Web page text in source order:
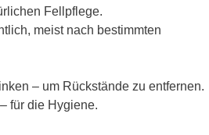
Fellpflege.
meist nach bestimmten
– um Rückstände zu entfernen.
für die Hygiene.